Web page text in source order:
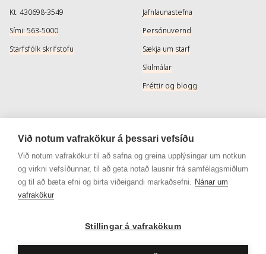
Kt. 430698-3549
Sími: 563-5000
Starfsfólk skrifstofu
Jafnlaunastefna
Persónuvernd
Sækja um starf
Skilmálar
Fréttir og blogg
Þjónusta
Afhendingarmöguleikar
Skilareglur
Algengar spurningar
Gjafakort
Samfélagsmiðlar
Instagram
Instagram - Snyrtivara
Við notum vafrakökur á þessari vefsíðu
Við notum vafrakökur til að safna og greina upplýsingar um notkun
og virkni vefsíðunnar, til að geta notað lausnir frá samfélagsmiðlum
og til að bæta efni og birta viðeigandi markaðsefni. Nánar um
vafrakökur
Stillingar á vafrakökum